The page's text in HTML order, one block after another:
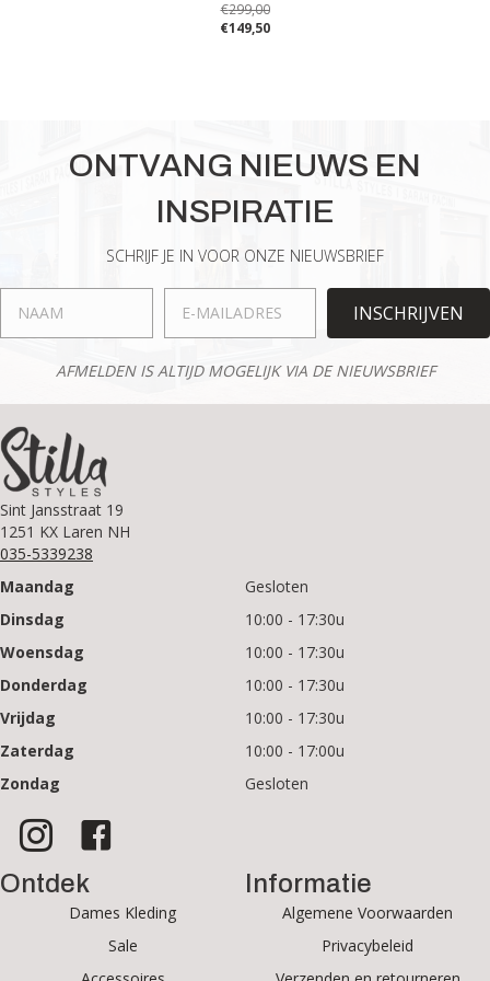
€299,00
€149,50
Deze
kan
gekozen
worden
de
productpagina
ONTVANG NIEUWS EN
INSPIRATIE
SCHRIJF JE IN VOOR ONZE NIEUWSBRIEF
INSCHRIJVEN
AFMELDEN IS ALTIJD MOGELIJK VIA DE NIEUWSBRIEF
Sint Jansstraat 19
1251 KX Laren NH
035-5339238
Maandag
Gesloten
Dinsdag
10:00 - 17:30u
Woensdag
10:00 - 17:30u
Donderdag
10:00 - 17:30u
Vrijdag
10:00 - 17:30u
Zaterdag
10:00 - 17:00u
Zondag
Gesloten
Ontdek
Dames Kleding
Sale
Informatie
Algemene Voorwaarden
Privacybeleid